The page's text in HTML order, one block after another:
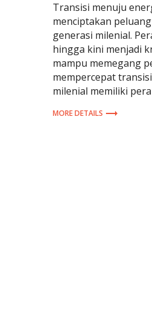
Transisi menuju
menciptakan
generasi milenial.
hingga kini menjadi
mampu memegang
mempercepat
milenial memiliki
MORE DETAILS